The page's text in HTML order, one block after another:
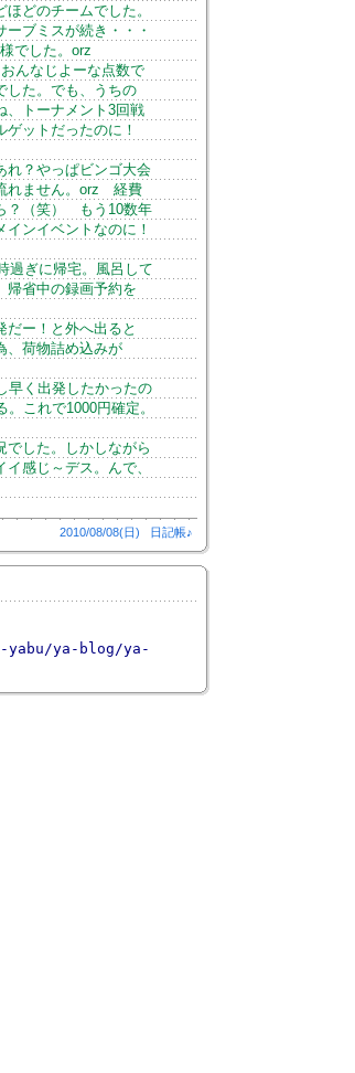
どのチームでした。
ブミスが続き・・・
でした。orz
んなじよーな点数で
した。でも、うちの
、トーナメント3回戦
ットだったのに！
？やっぱビンゴ大会
れません。orz 経費
？（笑） もう10数年
ンイベントなのに！
過ぎに帰宅。風呂して
帰省中の録画予約を
ー！と外へ出ると
荷物詰め込みが
早く出発したかったの
これで1000円確定。
した。しかしながら
感じ～デス。んで、
2010/08/08(日) 日記帳♪
ya-blog/ya-